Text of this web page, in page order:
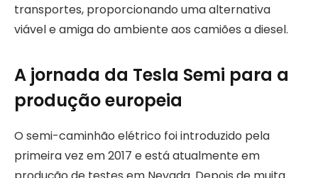
transportes, proporcionando uma alternativa
viável e amiga do ambiente aos camiões a diesel.
A jornada da Tesla Semi para a
produção europeia
O semi-caminhão elétrico foi introduzido pela
primeira vez em 2017 e está atualmente em